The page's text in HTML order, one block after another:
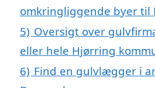
omkringliggende byer til
5) Oversigt over
eller hele Hjørring
6) Find en gulvlægger i